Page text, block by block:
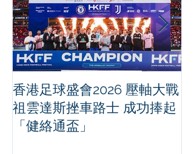
香港足球盛會2026 壓軸大戰
祖雲達斯挫車路士 成功捧起
「健絡通盃」